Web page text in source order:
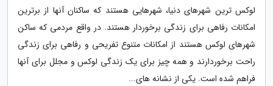
لوکس ترین شهرهای دنیا، شهرهایی هستند که ساکنان آنها از برترین
امکانات رفاهی برای زندگی برخوردار هستند. در واقع مردمی که ساکن
شهرهای لوکس هستند از امکانات متنوع تفریحی و رفاهی برای زندگی
راحت برخوردارند و همه چیز برای یک زندگی لوکس و مجلل برای آنها
فراهم شده است. یکی از نشانه های...